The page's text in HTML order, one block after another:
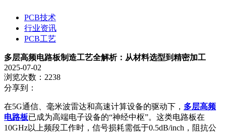
PCB技术
行业资讯
PCB工艺
多层高频电路板制造工艺全解析：从材料选型到精密加工
2025-07-02
浏览次数：2238
分享到：
在5G通信、毫米波雷达和高速计算设备的驱动下， 多层高频
电路板已成为高端电子设备的“神经中枢”。这类电路板在
10GHz以上频段工作时，信号损耗需低于0.5dB/inch ，阻抗公